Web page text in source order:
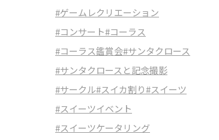
#ゲームレクリエーション
#コンサート#コーラス
#コーラス鑑賞会#サンタクロース
#サンタクロースと記念撮影
#サークル#スイカ割り#スイーツ
#スイーツイベント
#スイーツケータリング